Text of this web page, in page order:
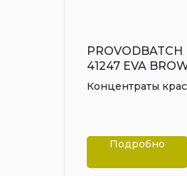
PROVODBATCH
41247 EVA
Концентраты
Подробно